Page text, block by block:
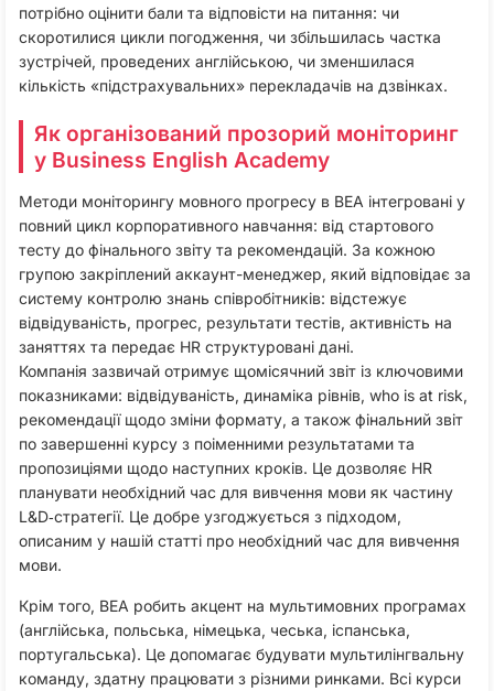
потрібно оцінити бали та відповісти на питання: чи
скоротилися цикли погодження, чи збільшилась частка
зустрічей, проведених англійською, чи зменшилася
кількість «підстрахувальних» перекладачів на дзвінках.​
Як організований прозорий моніторинг
у Business English Academy
Методи моніторингу мовного прогресу в BEA інтегровані у
повний цикл корпоративного навчання: від стартового
тесту до фінального звіту та рекомендацій. За кожною
групою закріплений аккаунт-менеджер, який відповідає за
систему контролю знань співробітників: відстежує
відвідуваність, прогрес, результати тестів, активність на
заняттях та передає HR структуровані дані.​
Компанія зазвичай отримує щомісячний звіт із ключовими
показниками: відвідуваність, динаміка рівнів, who is at risk,
рекомендації щодо зміни формату, а також фінальний звіт
по завершенні курсу з поіменними результатами та
пропозиціями щодо наступних кроків. Це дозволяє HR
планувати необхідний час для вивчення мови як частину
L&D‑стратегії. Це добре узгоджується з підходом,
описаним у нашій статті про необхідний час для вивчення
мови.​
Крім того, BEA робить акцент на мультимовних програмах
(англійська, польська, німецька, чеська, іспанська,
португальська). Це допомагає будувати мультилінгвальну
команду, здатну працювати з різними ринками. Всі курси